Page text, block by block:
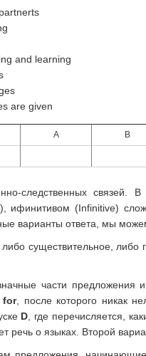
and learning
are given
A B
следственных связей.
ифинитивом (Infinitive)
варианты ответа, мы
существительное, либо
части
for, после которого никак
D , где перечисляется,
речь о языках. Второй